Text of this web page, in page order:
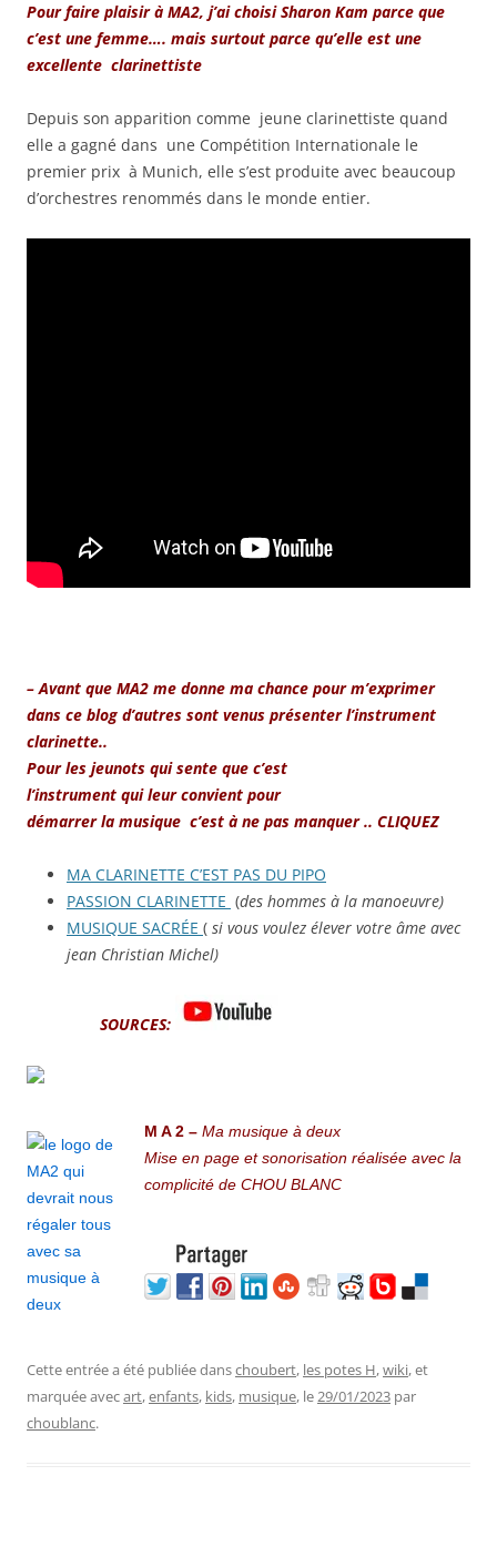
Pour faire plaisir à MA2, j’ai choisi Sharon Kam parce que
c’est une femme…. mais surtout parce qu’elle est une
excellente clarinettiste
Depuis son apparition comme jeune clarinettiste quand
elle a gagné dans une Compétition Internationale le
premier prix à Munich, elle s’est produite avec beaucoup
d’orchestres renommés dans le monde entier.
– Avant que MA2 me donne ma chance pour m’exprimer
dans ce blog d’autres sont venus présenter l’instrument
clarinette..
Pour les jeunots qui sente que c’est
l’instrument qui leur convient pour
démarrer la musique c’est à ne pas manquer .. CLIQUEZ
MA CLARINETTE C’EST PAS DU PIPO
PASSION CLARINETTE (des hommes à la manoeuvre)
MUSIQUE SACRÉE ( si vous voulez élever votre âme avec
jean Christian Michel)
SOURCES:
M A 2 – Ma musique à deux
Mise en page et sonorisation réalisée avec la
complicité de CHOU BLANC
Cette entrée a été publiée danschoubert, les potes H,wiki, et
marquée avecart,enfants, kids, musique, le29/01/2023 par
choublanc.